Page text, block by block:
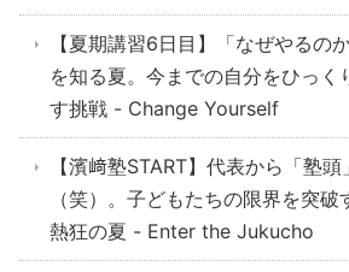
【夏期講習6日目】「なぜやるのか
を知る夏。今までの自分をひっく
す挑戦 - Change Yourself
【濱﨑塾START】代表から「塾頭
（笑）。子どもたちの限界を突破
熱狂の夏 - Enter the Jukucho